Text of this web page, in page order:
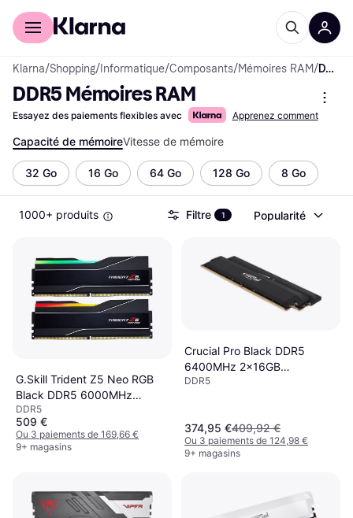
Acheter avec Klarna
Klarna/Shopping/ Informatique/Composants/Mémoires RAM/ DDR5 Mémoires RAM
DDR5 Mémoires RAM
Essayez des paiements flexibles avec Apprenez comment
Capacité de mémoireVitesse de mémoire
32 Go 16 Go 64 Go 128 Go 8 Go
1000+ produits Filtre 1 Popularité
G.Skill Trident Z5 Neo RGB
Black DDR5 6000MHz
2x16GB (F5-
6000J3038F16GX2-TZ5NR)
DDR5
509 €
Ou 3 paiements de 169,66 €
9+ magasins
Crucial Pro Black DDR5
6400MHz 2x16GB
(CP2K16G64C38U5B)
DDR5
374,95 €409,92 €
Ou 3 paiements de 124,98 €
9+ magasins